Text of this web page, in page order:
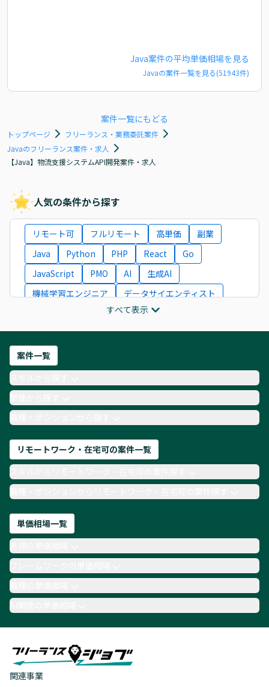
Java案件の平均単価相場を見る
Javaの案件一覧を見る(51943件)
案件一覧にもどる
トップページ
フリーランス・業務委託案件
Javaのフリーランス案件・求人
【Java】物流支援システムAPI開発案件・求人
人気の条件から探す
リモート可 フルリモート 高単価
副業
Java
Python PHP React
Go
JavaScript
PMO AI
生成AI
機械学習エンジニア
データサイエンティスト
ITコンサルタント
フロントエンドエンジニア
ネットワークエンジニア
AIエンジニア
Webデザイナー
月収100万円 業務委託
COBOL
Ruby
TypeScript
Laravel AWS
すべて表示
案件一覧
単価から探す
職種・ポジションから探す
リモートワーク・在宅可の案件一覧
職種・ポジションからリモートワーク・在宅可の案件探す
単価相場一覧
職種の単価相場
AI関連の単価相場
関連事業